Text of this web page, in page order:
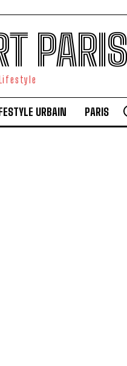
PARIS
URBAIN PARIS